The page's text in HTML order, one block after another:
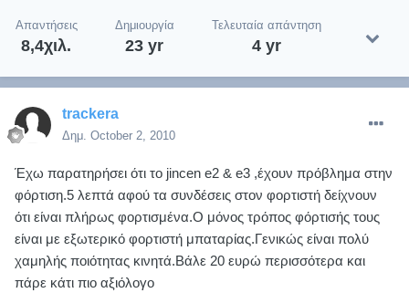
Απαντήσεις
8,4χιλ.
Δημιουργία
23 yr
Τελευταία απάντηση
4 yr
trackera
Δημ. October 2, 2010
Έχω παρατηρήσει ότι το jincen e2 & e3 ,έχουν πρόβλημα στην
φόρτιση.5 λεπτά αφού τα συνδέσεις στον φορτιστή δείχνουν
ότι είναι πλήρως φορτισμένα.Ο μόνος τρόπος φόρτισής τους
είναι με εξωτερικό φορτιστή μπαταρίας.Γενικώς είναι πολύ
χαμηλής ποιότητας κινητά.Βάλε 20 ευρώ περισσότερα και
πάρε κάτι πιο αξιόλογο